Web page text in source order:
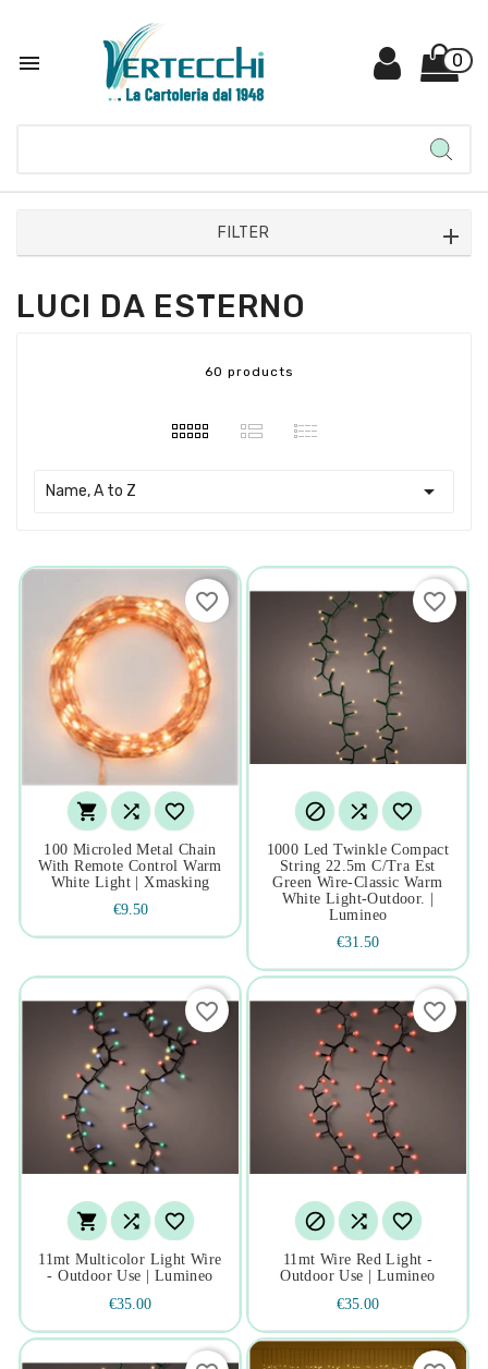
 0
FILTER
LUCI DA ESTERNO
60 products
Name, A to Z 
  
100 Microled Metal Chain
With Remote Control Warm
White Light | Xmasking
€9.50
favorite_border
  
1000 Led Twinkle Compact
String 22.5m C/tra Est
Green Wire-Classic Warm
White Light-Outdoor. |
Lumineo
€31.50
favorite_border
  
11mt Multicolor Light Wire
- Outdoor Use | Lumineo
€35.00
favorite_border
  
11mt Wire Red Light -
Outdoor Use | Lumineo
€35.00
favorite_border